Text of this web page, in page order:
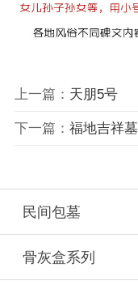
上一篇： 天朋5号
下一篇： 福地吉祥墓
民间包墓
骨灰盒系列